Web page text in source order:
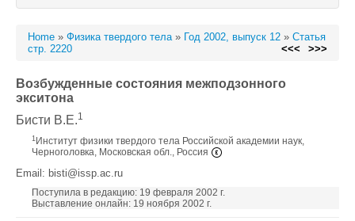
Home » Физика твердого тела» Год 2002, выпуск 12 » Статья
стр. 2220
<<< >>>
Возбужденные состояния межподзонного
экситона
Бисти В.Е.1
1 Институт физики твердого тела Российской академии наук,
Черноголовка, Московская обл., Россия
Email: bisti@issp.ac.ru
Поступила в редакцию: 19 февраля 2002 г.
Выставление онлайн: 19 ноября 2002 г.